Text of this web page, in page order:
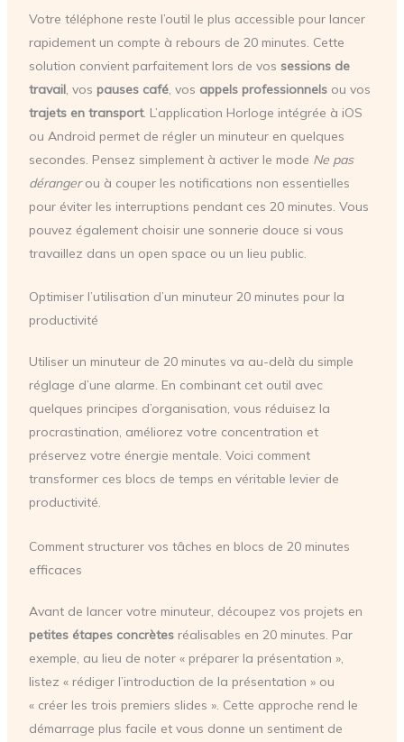
Votre téléphone reste l’outil le plus accessible pour lancer
rapidement un compte à rebours de 20 minutes. Cette
solution convient parfaitement lors de vos sessions de
travail, vos pauses café, vos appels professionnelsou vos
trajets en transport. L’application Horloge intégrée à iOS
ou Android permet de régler un minuteur en quelques
secondes. Pensez simplement à activer le mode Ne pas
dérangerou à couper les notifications non essentielles
pour éviter les interruptions pendant ces 20 minutes. Vous
pouvez également choisir une sonnerie douce si vous
travaillez dans un open space ou un lieu public.
Optimiser l’utilisation d’un minuteur 20 minutes pour la
productivité
Utiliser un minuteur de 20 minutes va au-delà du simple
réglage d’une alarme. En combinant cet outil avec
quelques principes d’organisation, vous réduisez la
procrastination, améliorez votre concentration et
préservez votre énergie mentale. Voici comment
transformer ces blocs de temps en véritable levier de
productivité.
Comment structurer vos tâches en blocs de 20 minutes
efficaces
Avant de lancer votre minuteur, découpez vos projets en
petites étapes concrètesréalisables en 20 minutes. Par
exemple, au lieu de noter « préparer la présentation »,
listez « rédiger l’introduction de la présentation » ou
« créer les trois premiers slides ». Cette approche rend le
démarrage plus facile et vous donne un sentiment de